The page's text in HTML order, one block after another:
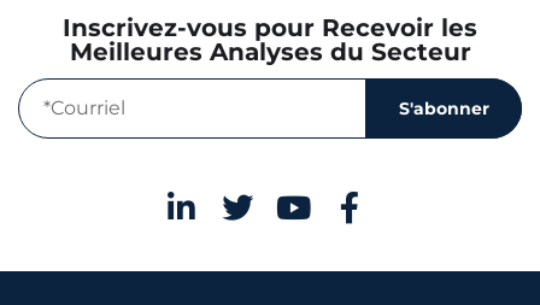
Inscrivez-vous pour Recevoir les
Meilleures Analyses du Secteur
S'abonner